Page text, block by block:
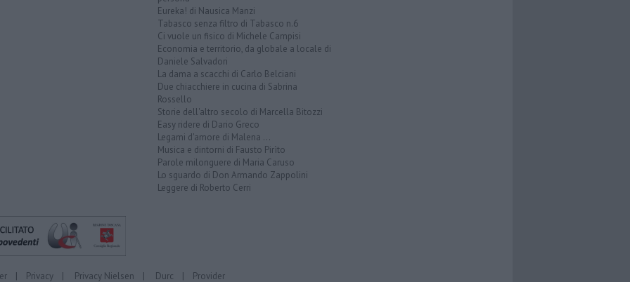
Eureka! di Nausica Manzi
Tabasco senza filtro di Tabasco n.6
Ci vuole un fisico di Michele Campisi
Economia e territorio, da globale a locale di
Daniele Salvadori
La dama a scacchi di Carlo Belciani
Due chiacchiere in cucina di Sabrina
Rossello
Storie dell'altro secolo di Marcella Bitozzi
Easy ridere di Dario Greco
Legami d'amore di Malena ...
Musica e dintorni di Fausto Pirìto
Parole milonguere di Maria Caruso
Lo sguardo di Don Armando Zappolini
Leggere di Roberto Cerri
| Privacy | Privacy Nielsen | Durc | Provider